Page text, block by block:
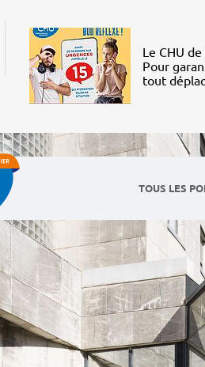
Le CHU
Pour
tout
TOUS LES